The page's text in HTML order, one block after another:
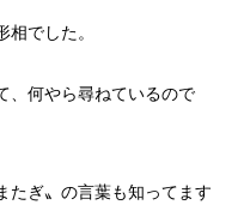
でした。
、何やら尋ねているので
たぎ〟の言葉も知ってます